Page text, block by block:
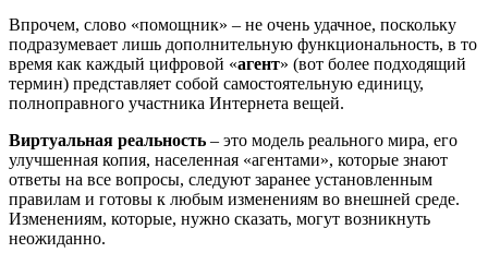
Впрочем, слово «помощник» – не очень удачное, поскольку
подразумевает лишь дополнительную функциональность, в то
время как каждый цифровой «агент» (вот более подходящий
термин) представляет собой самостоятельную единицу,
полноправного участника Интернета вещей.
Виртуальная реальность – это модель реального мира, его
улучшенная копия, населенная «агентами», которые знают
ответы на все вопросы, следуют заранее установленным
правилам и готовы к любым изменениям во внешней среде.
Изменениям, которые, нужно сказать, могут возникнуть
неожиданно.